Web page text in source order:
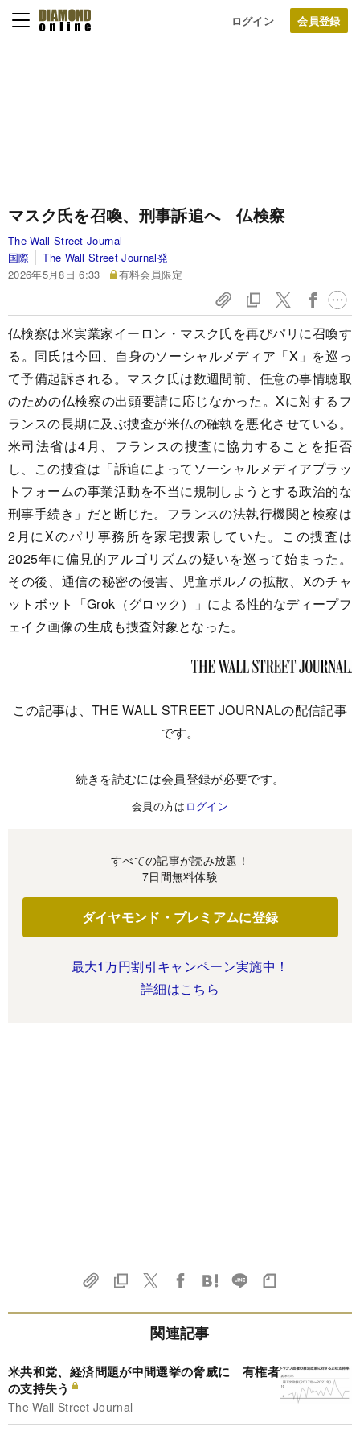
ログイン
マスク氏を召喚、刑事訴追へ 仏検察
The Wall Street Journal
国際
The Wall Street Journal発
2026年5月8日 6:33
有料会員限定
仏検察は米実業家イーロン・マスク氏を再びパリに召喚す
る。同氏は今回、自身のソーシャルメディア「X」を巡っ
て予備起訴される。マスク氏は数週間前、任意の事情聴取
のための仏検察の出頭要請に応じなかった。Xに対するフ
ランスの長期に及ぶ捜査が米仏の確執を悪化させている。
米司法省は4月、フランスの捜査に協力することを拒否
し、この捜査は「訴追によってソーシャルメディアプラッ
トフォームの事業活動を不当に規制しようとする政治的な
刑事手続き」だと断じた。フランスの法執行機関と検察は
2月にXのパリ事務所を家宅捜索していた。この捜査は
2025年に偏見的アルゴリズムの疑いを巡って始まった。
その後、通信の秘密の侵害、児童ポルノの拡散、Xのチャ
ットボット「Grok（グロック）」による性的なディープフ
ェイク画像の生成も捜査対象となった。
この記事は、THE WALL STREET JOURNALの配信記事
です。
続きを読むには会員登録が必要です。
会員の方は ログイン
すべての記事が読み放題！
7日間無料体験
ダイヤモンド・プレミアムに登録
最大1万円割引キャンペーン実施中！
詳細はこちら
関連記事
米共和党、経済問題が中間選挙の脅威に 有権者
の支持失う
The Wall Street Journal